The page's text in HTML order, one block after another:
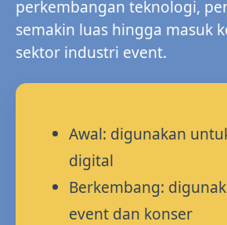
perkembangan teknologi,
semakin luas hingga masuk
sektor industri event.
Awal: digunakan
digital
Berkembang:
event dan konser